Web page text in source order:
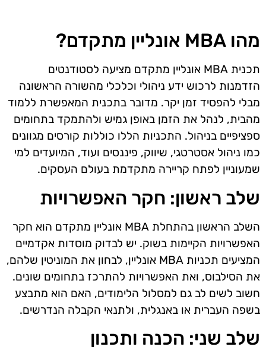
מהו MBA אונליין מתקדם?
תכנית MBA אונליין מתקדם מציעה לסטודנטים
הזדמנות לרכוש ידע ניהולי וכלכלי מהשורה הראשונה
מבלי להפסיד זמן יקר. מדובר בתכנית המאפשרת ללמוד
מהבית, לנהל את הזמן באופן גמיש ולהתמקד בתחומים
ספציפיים בניהול. התכניות הללו כוללות קורסים מגוונים
כמו ניהול אסטרטגי, שיווק, פיננסים ועוד, המיועדים למי
שמעוניין לפתח קריירה מתקדמת בעולם העסקים.
שלב ראשון: חקר האפשרויות
השלב הראשון בהתחלת MBA אונליין מתקדם הוא חקר
האפשרויות הקיימות בשוק. יש לבדוק מוסדות אקדמיים
המציעים תכניות MBA אונליין, לבחון את המוניטין שלהם,
את הסילבוס, ואת האפשרויות להתרכז בתחומים שונים.
חשוב לשים לב גם למסלול הלימודים, האם הוא מתבצע
בשפה העברית או באנגלית, ולתנאי הקבלה הנדרשים.
שלב שני: הכנה ותכנון